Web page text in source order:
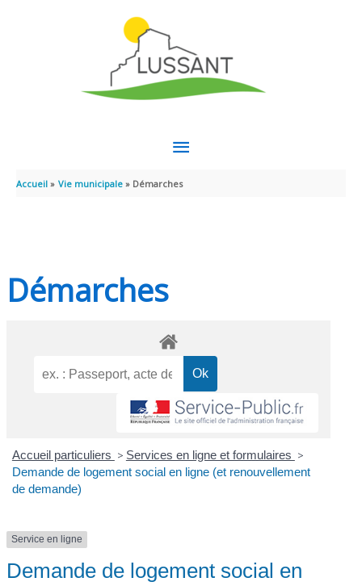
MENU
PRINCIPAL
Accueil Vie municipale Démarches
Démarches
Accueil particuliers > Services en ligne et formulaires >
Demande de logement social en ligne (et renouvellement
de demande)
Service en ligne
Demande de logement social en